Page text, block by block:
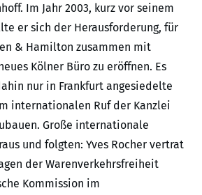
Im Jahr 2003, kurz vor seinem
er sich der Herausforderung, für
& Hamilton zusammen mit
Kölner Büro zu eröffnen. Es
nur in Frankfurt angesiedelte
internationalen Ruf der Kanzlei
Große internationale
und folgten: Yves Rocher vertrat
der Warenverkehrsfreiheit
Kommission im